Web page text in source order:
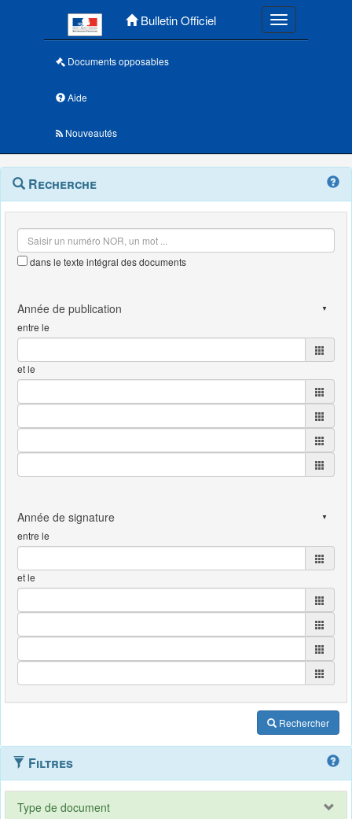
Bulletin Officiel Toggle
Documents opposables
Aide
Nouveautés
Navigation
outils
Menu
contextuel
Recherche
dans le texte intégral des documents
entre le
et le
entre le
et le
Rechercher
Filtres
Type de document